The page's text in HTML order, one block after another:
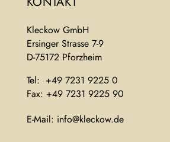
Kleckow GmbH
Ersinger Strasse 7-9
D-75172 Pforzheim
Tel: +49 7231 9225 0
Fax: +49 7231 9225 90
E-Mail: info@kleckow.de